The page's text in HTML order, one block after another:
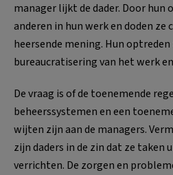
manager lijkt de dader. Door hun
anderen in hun werk en doden
heersende mening. Hun
bureaucratisering van het werk
De vraag is of de toenemende
beheerssystemen en een
wijten zijn aan de managers.
zijn daders in de zin dat ze taken
verrichten. De zorgen en